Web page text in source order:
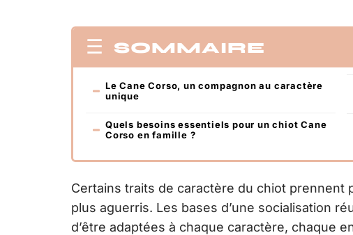
SOMMAIRE
Le Cane Corso, un compagnon au caractère
unique
Quels besoins essentiels pour un chiot Cane
Corso en famille ?
Certains traits de caractère du chiot
plus aguerris. Les bases d’une socialisation
d’être adaptées à chaque caractère, chaque